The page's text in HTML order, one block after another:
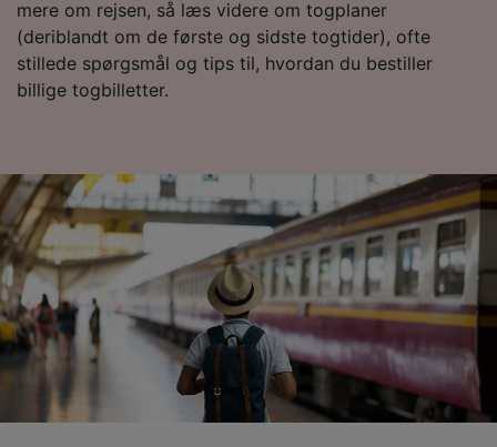
mere om rejsen, så læs videre om togplaner
(deriblandt om de første og sidste togtider), ofte
stillede spørgsmål og tips til, hvordan du bestiller
billige togbilletter.
Vi og vores partnere behandler data for at
levere:
Bruge præcise geografiske
placeringsoplysninger. Aktivt scanne
enhedskarakteristika til identifikation.
målgruppeundersøgelser og udvikling af
tjenester.
Liste over partnere (leverandører)